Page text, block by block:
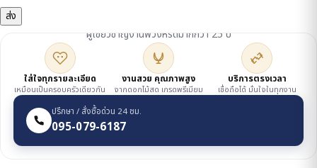
ผู้เชี่ยวชาญงานพวงหรีดมากกว่า 25 ปี
ใส่ใจทุกรายละเอียด
เหมือนเป็นครอบครัวเดียวกัน
งานสวย คุณภาพสูง
จากดอกไม้สด เกรดพรีเมียม
บริการตรงเวลา
เชื่อถือได้ มั่นใจในทุกงาน
ปรึกษา / สั่งซื้อด่วน 24 ชม.
095-079-6187